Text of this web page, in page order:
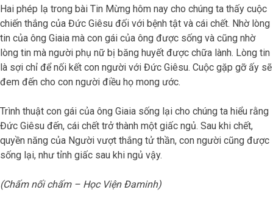
Hai phép lạ trong bài Tin Mừng hôm nay cho chúng ta thấy cuộc
chiến thắng của Đức Giêsu đối với bệnh tật và cái chết. Nhờ lòng
tin của ông Giaia mà con gái của ông được sống và cũng nhờ
lòng tin mà người phụ nữ bị băng huyết được chữa lành. Lòng tin
là sợi chỉ để nối kết con người với Đức Giêsu. Cuộc gặp gỡ ấy sẽ
đem đến cho con người điều họ mong ước.
Trình thuật con gái của ông Giaia sống lại cho chúng ta hiểu rằng
Đức Giêsu đến, cái chết trở thành một giấc ngủ. Sau khi chết,
quyền năng của Người vượt thắng tử thần, con người cũng được
sống lại, như tỉnh giấc sau khi ngủ vậy.
(Chấm nối chấm – Học Viện Đaminh)